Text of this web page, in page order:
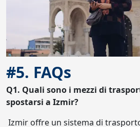
#5. FAQs
Q1. Quali sono i mezzi di
spostarsi a Izmir?
Izmir offre un sistema di